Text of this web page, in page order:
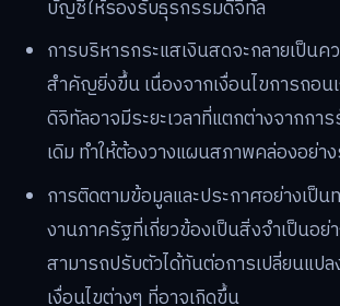
บัญชีให้รองรับธุรกรรมดิจิทัล
การบริหารกระแสเงินสดจะกลายเป็นค
สำคัญยิ่งขึ้น เนื่องจากเงื่อนไขการถอน
ดิจิทัลอาจมีระยะเวลาที่แตกต่างจากกา
เดิม ทำให้ต้องวางแผนสภาพคล่องอย่า
การติดตามข้อมูลและประกาศอย่างเป็น
งานภาครัฐที่เกี่ยวข้องเป็นสิ่งจำเป็นอย่
สามารถปรับตัวได้ทันต่อการเปลี่ยนแปล
เงื่อนไขต่างๆ ที่อาจเกิดขึ้น